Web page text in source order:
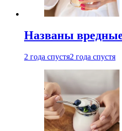
Названы
2 года спустя2 года спустя